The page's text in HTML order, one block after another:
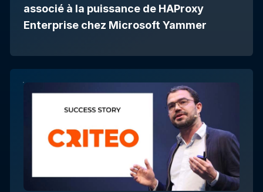
associé à la puissance de HAProxy
Enterprise chez Microsoft Yammer